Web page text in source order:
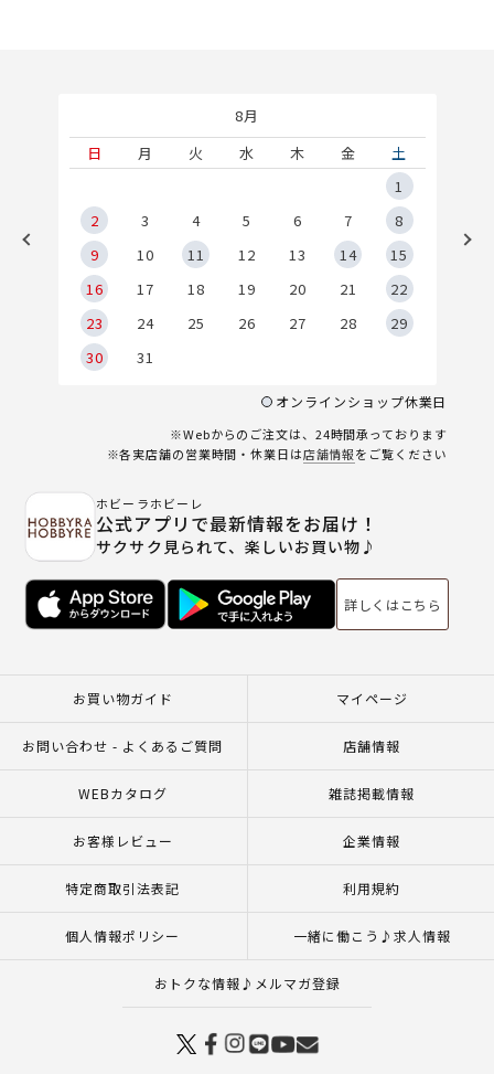
8月
日
月 火 水 木 金
土
1
2
3 4 5 6 7
8
9
10 11 12 13 14
15
16
17 18 19 20 21
22
23
24 25 26 27 28
29
30
31
オンラインショップ休業日
※Webからのご注文は、24時間承っております
※各実店舗の営業時間・休業日は店舗情報をご覧ください
ホビーラホビーレ
公式アプリで最新情報をお届け！
サクサク見られて、楽しいお買い物♪
詳しくはこちら
お買い物ガイド マイページ
お問い合わせ - よくあるご質問 店舗情報
WEBカタログ 雑誌掲載情報
お客様レビュー 企業情報
特定商取引法表記 利用規約
個人情報ポリシー 一緒に働こう♪求人情報
おトクな情報♪メルマガ登録